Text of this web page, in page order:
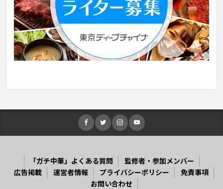
「ガチ中華」よくある質問
監修者・参加メンバー
広告掲載
運営者情報 プライバシーポリシー
免責事項
お問い合わせ